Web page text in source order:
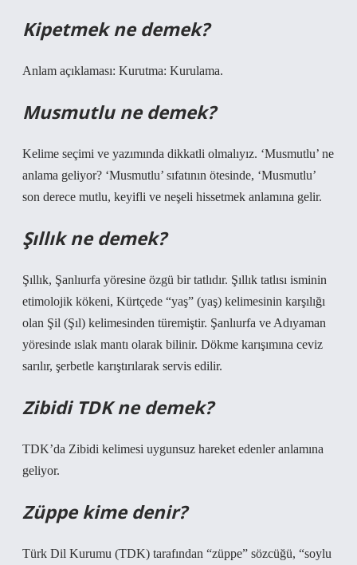
Kipetmek ne demek?
Anlam açıklaması: Kurutma: Kurulama.
Musmutlu ne demek?
Kelime seçimi ve yazımında dikkatli olmalıyız. ‘Musmutlu’ ne
anlama geliyor? ‘Musmutlu’ sıfatının ötesinde, ‘Musmutlu’
son derece mutlu, keyifli ve neşeli hissetmek anlamına gelir.
Şıllık ne demek?
Şıllık, Şanlıurfa yöresine özgü bir tatlıdır. Şıllık tatlısı isminin
etimolojik kökeni, Kürtçede “yaş” (yaş) kelimesinin karşılığı
olan Şil (Şıl) kelimesinden türemiştir. Şanlıurfa ve Adıyaman
yöresinde ıslak mantı olarak bilinir. Dökme karışımına ceviz
sarılır, şerbetle karıştırılarak servis edilir.
Zibidi TDK ne demek?
TDK’da Zibidi kelimesi uygunsuz hareket edenler anlamına
geliyor.
Züppe kime denir?
Türk Dil Kurumu (TDK) tarafından “züppe” sözcüğü, “soylu